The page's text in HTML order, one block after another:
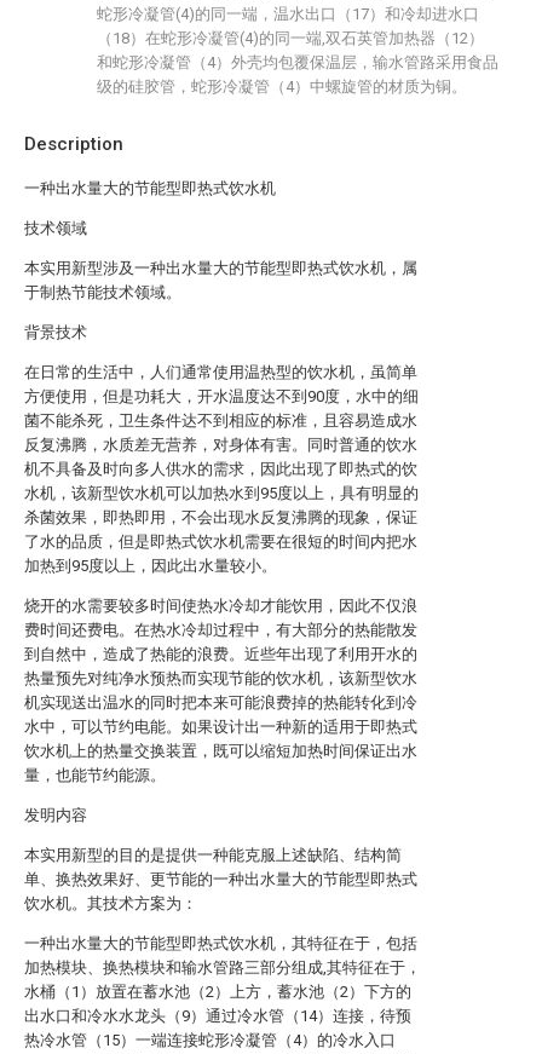
Description
一种出水量大的节能型即热式饮水机
技术领域
本实用新型涉及一种出水量大的节能型即热式饮水机，属
于制热节能技术领域。
背景技术
在日常的生活中，人们通常使用温热型的饮水机，虽简单
方便使用，但是功耗大，开水温度达不到90度，水中的细
菌不能杀死，卫生条件达不到相应的标准，且容易造成水
反复沸腾，水质差无营养，对身体有害。同时普通的饮水
机不具备及时向多人供水的需求，因此出现了即热式的饮
水机，该新型饮水机可以加热水到95度以上，具有明显的
杀菌效果，即热即用，不会出现水反复沸腾的现象，保证
了水的品质，但是即热式饮水机需要在很短的时间内把水
加热到95度以上，因此出水量较小。
烧开的水需要较多时间使热水冷却才能饮用，因此不仅浪
费时间还费电。在热水冷却过程中，有大部分的热能散发
到自然中，造成了热能的浪费。近些年出现了利用开水的
热量预先对纯净水预热而实现节能的饮水机，该新型饮水
机实现送出温水的同时把本来可能浪费掉的热能转化到冷
水中，可以节约电能。如果设计出一种新的适用于即热式
饮水机上的热量交换装置，既可以缩短加热时间保证出水
量，也能节约能源。
发明内容
本实用新型的目的是提供一种能克服上述缺陷、结构简
单、换热效果好、更节能的一种出水量大的节能型即热式
饮水机。其技术方案为：
一种出水量大的节能型即热式饮水机，其特征在于，包括
加热模块、换热模块和输水管路三部分组成,其特征在于，
水桶（1）放置在蓄水池（2）上方，蓄水池（2）下方的
出水口和冷水水龙头（9）通过冷水管（14）连接，待预
热冷水管（15）一端连接蛇形冷凝管（4）的冷水入口
蛇形冷凝管(4)的同一端，温水出口（17）和冷却进水口
（18）在蛇形冷凝管(4)的同一端,双石英管加热器（12）
和蛇形冷凝管（4）外壳均包覆保温层，输水管路采用食品
级的硅胶管，蛇形冷凝管（4）中螺旋管的材质为铜。